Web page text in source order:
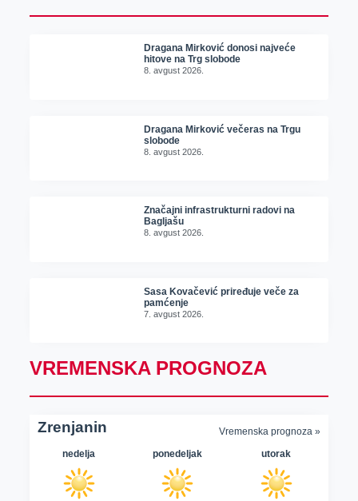
Dragana Mirković donosi najveće
hitove na Trg slobode
8. avgust 2026.
Dragana Mirković večeras na Trgu
slobode
8. avgust 2026.
Značajni infrastrukturni radovi na
Bagljašu
8. avgust 2026.
Sasa Kovačević priređuje veče za
pamćenje
7. avgust 2026.
VREMENSKA PROGNOZA